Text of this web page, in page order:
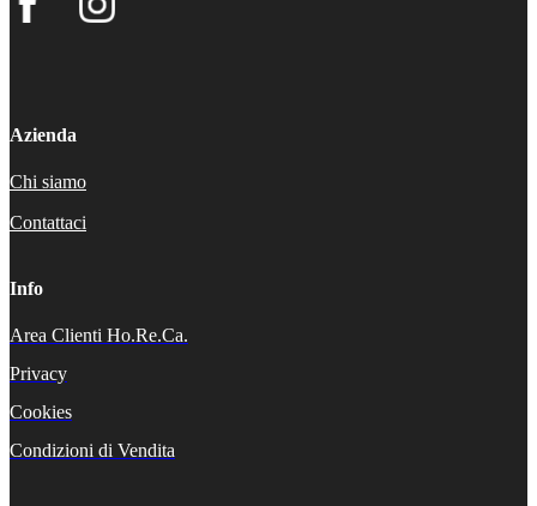
Azienda
Chi siamo
Contattaci
Info
Area Clienti Ho.Re.Ca.
Privacy
Cookies
Condizioni di Vendita